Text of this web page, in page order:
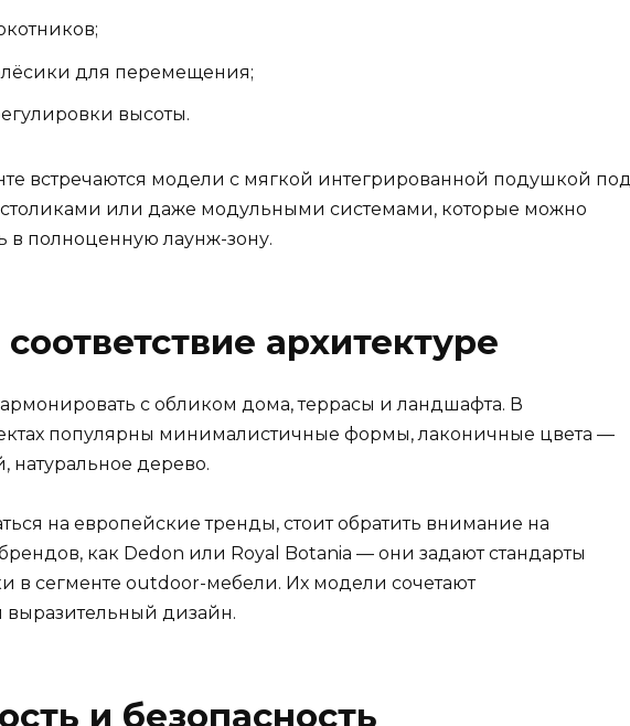
для перемещения;
высоты.
встречаются модели с мягкой интегрированной подушкой под
или даже модульными системами, которые можно
в полноценную лаунж-зону.
архитектуре
с обликом дома, террасы и ландшафта. В
популярны минималистичные формы, лаконичные цвета —
натуральное дерево.
на европейские тренды, стоит обратить внимание на
как Dedon или Royal Botania — они задают стандарты
в сегменте outdoor-мебели. Их модели сочетают
выразительный дизайн.
и безопасность